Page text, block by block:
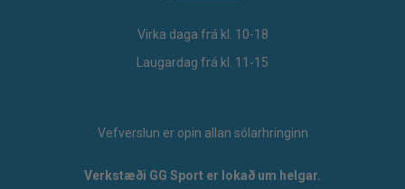
Virka daga frá kl. 10-18
Laugardag frá kl. 11-15
Vefverslun er opin allan sólarhringinn
Verkstæði GG Sport er lokað um helgar.